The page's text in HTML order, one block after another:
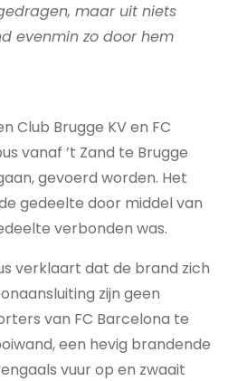
maar uit niets
evenmin zo door hem
Club Brugge KV en FC
vanaf ’t Zand te Brugge
gevoerd worden. Het
gedeelte door middel van
verbonden was.
verklaart dat de brand zich
zijn geen
van FC Barcelona te
een hevig brandende
vuur op en zwaait